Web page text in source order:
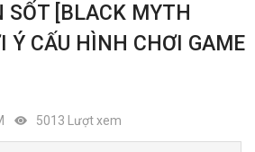
SỐT [BLACK MYTH
Ý CẤU HÌNH CHƠI GAME
5013 Lượt xem